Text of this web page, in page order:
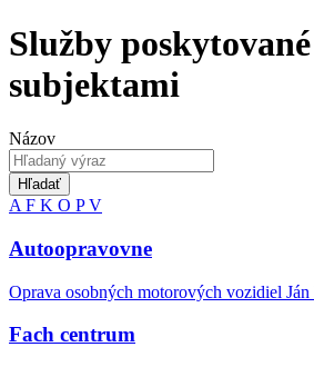
Služby
subjektami
Názov
Hľadať
A F K O PV
Autoopravovne
Oprava osobných motorových vozidiel Ján
Fach centrum